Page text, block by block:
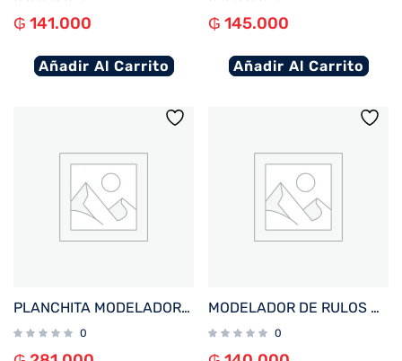
₲ 141.000
Añadir Al Carrito
₲ 145.000
Añadir Al Carrito
PLANCHITA MODELADORA MULTILASER EB136 EFECTO AFRODITA 75W BIVOLT
0
MODELADOR DE RULOS MULTILASER EB131 WAVES 25MM 44W BIVOLT
0